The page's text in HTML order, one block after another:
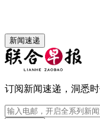
新闻速递
订阅新闻速递，洞悉时